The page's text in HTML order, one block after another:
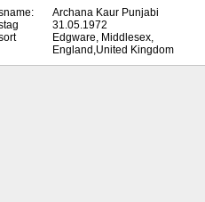
Archana Kaur Punjabi
31.05.1972
Edgware, Middlesex,
England,United Kingdom